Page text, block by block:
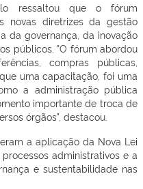
ressaltou que o fórum
novas diretrizes da gestão
da governança, da inovação
públicos. "O fórum abordou
compras públicas,
uma capacitação, foi uma
a administração pública
importante de troca de
órgãos", destacou.
a aplicação da Nova Lei
administrativos e a
e sustentabilidade nas